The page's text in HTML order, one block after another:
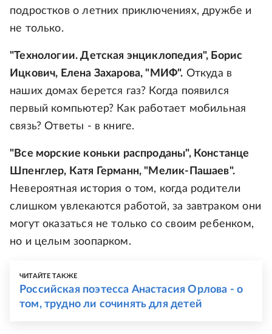
подростков о летних приключениях, дружбе и
не только.
"Технологии. Детская энциклопедия", Борис
Ицкович, Елена Захарова, "МИФ". Откуда в
наших домах берется газ? Когда появился
первый компьютер? Как работает мобильная
связь? Ответы - в книге.
"Все морские коньки распроданы", Констанце
Шпенглер, Катя Германн, "Мелик-Пашаев".
Невероятная история о том, когда родители
слишком увлекаются работой, за завтраком они
могут оказаться не только со своим ребенком,
но и целым зоопарком.
ЧИТАЙТЕ ТАКЖЕ
Российская поэтесса Анастасия Орлова - о
том, трудно ли сочинять для детей